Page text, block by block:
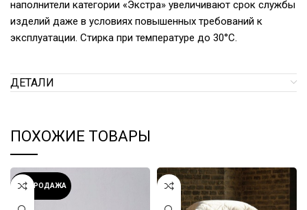
наполнители категории «Экстра» увеличивают срок службы
изделий даже в условиях повышенных требований к
эксплуатации. Стирка при температуре до 30°С.
ДЕТАЛИ
ПОХОЖИЕ ТОВАРЫ
РАСПРОДАЖА